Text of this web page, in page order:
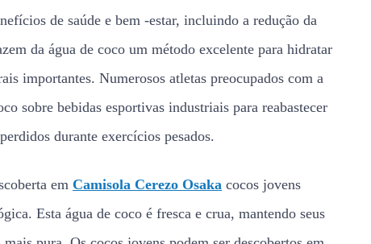
de saúde e bem -estar, incluindo a redução da
da água de coco um método excelente para hidratar
importantes. Numerosos atletas preocupados com a
sobre bebidas esportivas industriais para reabastecer
durante exercícios pesados.
em Camisola Cerezo Osaka cocos jovens
Esta água de coco é fresca e crua, mantendo seus